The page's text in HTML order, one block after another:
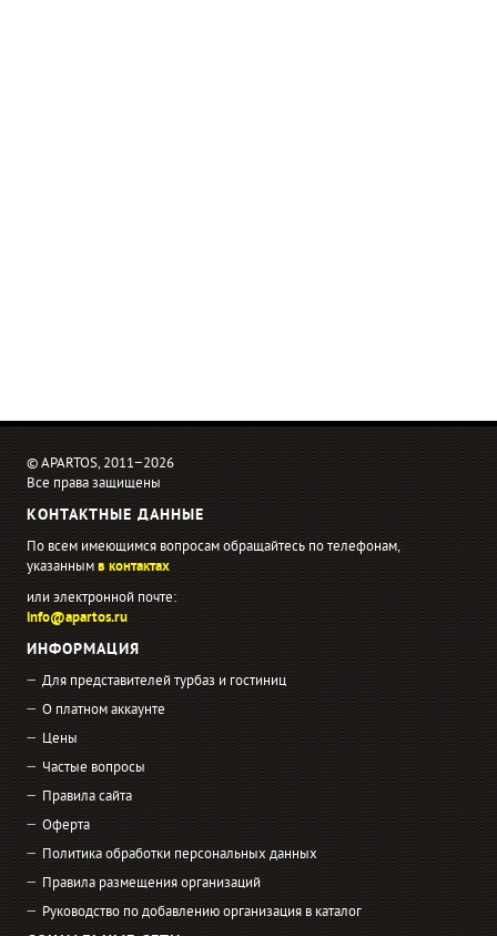
© APARTOS, 2011−2026
Все права защищены
КОНТАКТНЫЕ ДАННЫЕ
По всем имеющимся вопросам обращайтесь по телефонам,
указаннымв контактах
или электронной почте:
info@apartos.ru
ИНФОРМАЦИЯ
Для представителей турбаз и гостиниц
О платном аккаунте
Цены
Частые вопросы
Правила сайта
Оферта
Политика обработки персональных данных
Правила размещения организаций
Руководство по добавлению организация в каталог